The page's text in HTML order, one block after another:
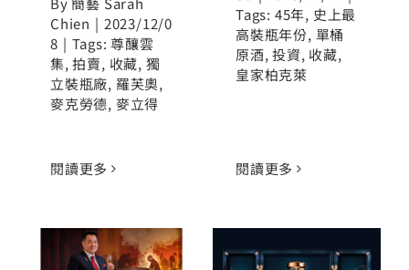
Chien | 2023/12/0
8 | Tags:尊釀雲
集,拍賣, 收藏, 獨
立裝瓶廠, 羅芙奧,
麥克勞德, 麥立得
閱讀更多
Tags: 45年, 史上最
高裝瓶年份, 單桶
原酒,投資, 收藏,
皇家柏克萊
閱讀更多
格蘭父子頂級